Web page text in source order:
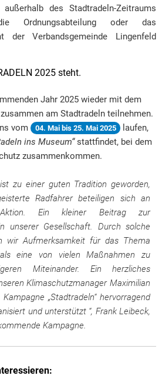
des Stadtradeln-Zeitraums
Ordnungsabteilung oder das
der Verbandsgemeinde Lingenfeld
2025 steht.
Jahr 2025 wieder mit dem
am Stadtradeln teilnehmen.
vom
04. Mai bis 25. Mai 2025
laufen,
ins Museum“stattfindet, bei dem
zusammenkommen.
zu einer guten Tradition geworden,
Radfahrer beteiligen sich an
Ein kleiner Beitrag zur
unserer Gesellschaft. Durch solche
wir Aufmerksamkeit für das Thema
eine von vielen Maßnahmen zu
Miteinander. Ein herzliches
Klimaschutzmanager Maximilian
„Stadtradeln“ hervorragend
und unterstützt “, Frank Leibeck,
Kampagne.